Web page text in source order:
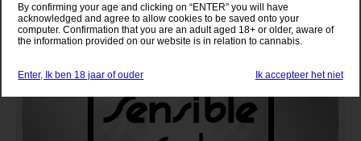
By confirming your age and clicking on “ENTER” you will have
acknowledged and agree to allow cookies to be saved onto your
computer. Confirmation that you are an adult aged 18+ or older, aware of
the information provided on our website is in relation to cannabis.
Enter, Ik ben 18 jaar of ouder Ik accepteer het niet